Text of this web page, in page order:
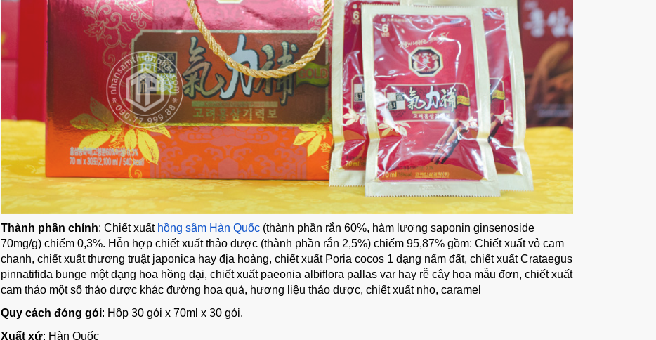
Thành phần chính: Chiết xuất hồng sâm Hàn Quốc (thành phần rắn 60%, hàm lượng saponin ginsenoside
70mg/g) chiếm 0,3%. Hỗn hợp chiết xuất thảo dược (thành phần rắn 2,5%) chiếm 95,87% gồm: Chiết xuất vỏ cam
chanh, chiết xuất thương truật japonica hay địa hoàng, chiết xuất Poria cocos 1 dạng nấm đất, chiết xuất Crataegus
pinnatifida bunge một dạng hoa hồng dại, chiết xuất paeonia albiflora pallas var hay rễ cây hoa mẫu đơn, chiết xuất
cam thảo một số thảo dược khác đường hoa quả, hương liệu thảo dược, chiết xuất nho, caramel
Quy cách đóng gói: Hộp 30 gói x 70ml x 30 gói.
Xuất xứ: Hàn Quốc